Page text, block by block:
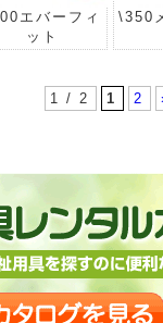
エバーフィ
ット
\350
1 / 2 1 2